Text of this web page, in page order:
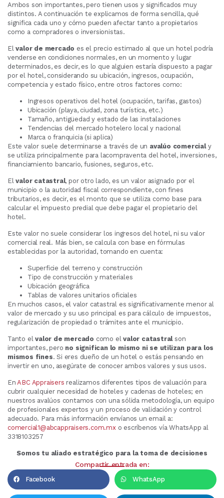
Ambos son importantes, pero tienen usos y significados muy
distintos. A continuación te explicamos de forma sencilla, qué
significa cada uno y cómo pueden afectar tanto a propietarios
como a compradores o inversionistas.
Elvalor de mercado es el precio estimado al que un hotel podría
venderse en condiciones normales, en un momento y lugar
determinados, es decir, es lo que alguien estaría dispuesto a pagar
por el hotel, considerando su ubicación, ingresos, ocupación,
competencia y estado físico, entre otros factores como:
Ingresos operativos del hotel (ocupación, tarifas, gastos)
Ubicación (playa, ciudad, zona turística, etc.)
Tamaño, antigüedad y estado de las instalaciones
Tendencias del mercado hotelero local y nacional
Marca o franquicia (si aplica)
Este valor suele determinarse a través de un avalúo comercial y
se utiliza principalmente para lacompraventa del hotel, inversiones,
financiamiento bancario, fusiones, seguros, etc.
Elvalor catastral, por otro lado, es un valor asignado por el
municipio o la autoridad fiscal correspondiente, con fines
tributarios, es decir, es el monto que se utiliza como base para
calcular el impuesto predial que debe pagar el propietario del
hotel.
Este valor no suele considerar los ingresos del hotel, ni su valor
comercial real. Más bien, se calcula con base en fórmulas
establecidas por la autoridad, tomando en cuenta:
Superficie del terreno y construcción
Tipo de construcción y materiales
Ubicación geográfica
Tablas de valores unitarios oficiales
En muchos casos, el valor catastral es significativamente menor al
valor de mercado y su uso principal es para cálculo de impuestos,
regularización de propiedad o trámites ante el municipio.
Tanto elvalor de mercado como elvalor catastralson
importantes, pero no significan lo mismo ni se utilizan para los
mismos fines. Si eres dueño de un hotel o estás pensando en
invertir en uno, asegúrate de conocer ambos valores y sus usos.
EnABC Appraisers realizamos diferentes tipos de valuación para
cubrir cualquier necesidad de hoteles y cadenas de hoteles; en
nuestros avalúos contamos con una sólida metodología, un equipo
de profesionales expertos y un proceso de validación y control
adecuado. Para más información envíanos un email a:
comercial1@abcappraisers.com.mxo escríbenos vía WhatsApp al
3318103257
Somos tu aliado estratégico para la toma de decisiones
Compartir entrada en:
Facebook WhatsApp